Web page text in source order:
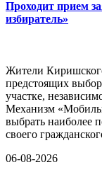
Проходит прием
избиратель»
Жители
предстоящих
участке,
Механизм
выбрать наиболее
своего
06-08-2026